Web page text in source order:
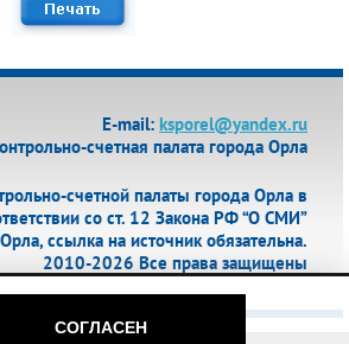
Е-mail: ksporel@yandex.ru
счетная палата города Орла
счетной палаты города Орла в
со ст. 12 Закона РФ “О СМИ”
ссылка на источник обязательна.
2010-2026 Все права защищены
СОГЛАСЕН